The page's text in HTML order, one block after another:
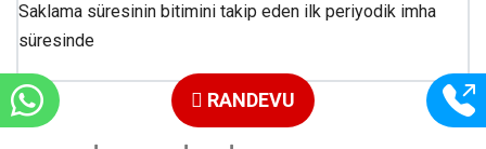
Saklama süresinin bitimini takip eden ilk periyodik imha
süresinde
RANDEVU